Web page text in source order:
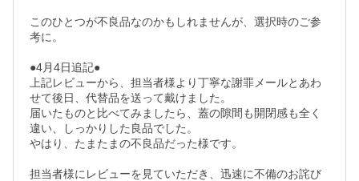
このひとつが不良品なのかもしれませんが、選択時のご参
考に。
●4月4日追記●
上記レビューから、担当者様より丁寧な謝罪メールとあわ
せて後日、代替品を送って戴けました。
届いたものと比べてみましたら、蓋の隙間も開閉感も全く
違い、しっかりした良品でした。
やはり、たまたまの不良品だった様です。
担当者様にレビューを見ていただき、迅速に不備のお詫び